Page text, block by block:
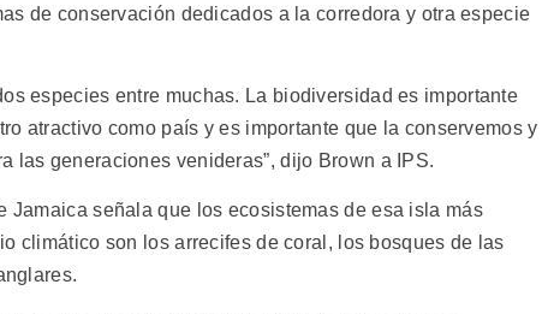
de conservación dedicados a la corredora y otra especie
especies entre muchas. La biodiversidad es importante
atractivo como país y es importante que la conservemos y
las generaciones venideras”, dijo Brown a IPS.
Jamaica señala que los ecosistemas de esa isla más
climático son los arrecifes de coral, los bosques de las